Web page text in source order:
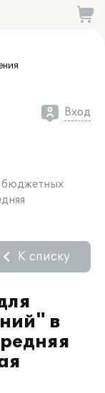
Вход
бюджетных
в
К списку